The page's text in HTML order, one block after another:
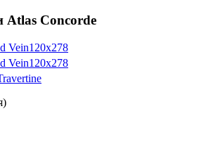
Atlas Concorde